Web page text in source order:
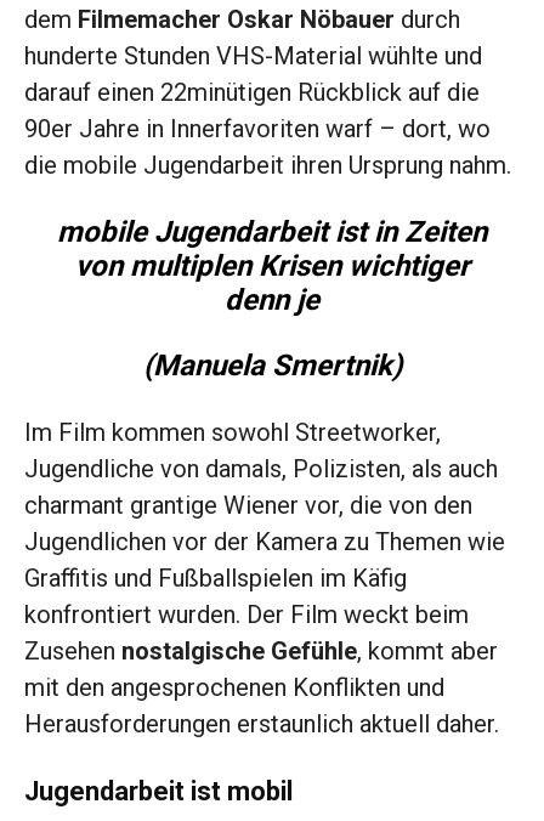
dem Filmemacher Oskar Nöbauer durch
hunderte Stunden VHS-Material wühlte und
darauf einen 22minütigen Rückblick auf die
90er Jahre in Innerfavoriten warf – dort, wo
die mobile Jugendarbeit ihren Ursprung nahm.
mobile Jugendarbeit ist in Zeiten
von multiplen Krisen wichtiger
denn je
(Manuela Smertnik)
Im Film kommen sowohl Streetworker,
Jugendliche von damals, Polizisten, als auch
charmant grantige Wiener vor, die von den
Jugendlichen vor der Kamera zu Themen wie
Graffitis und Fußballspielen im Käfig
konfrontiert wurden. Der Film weckt beim
Zusehen nostalgische Gefühle, kommt aber
mit den angesprochenen Konflikten und
Herausforderungen erstaunlich aktuell daher.
Jugendarbeit ist mobil